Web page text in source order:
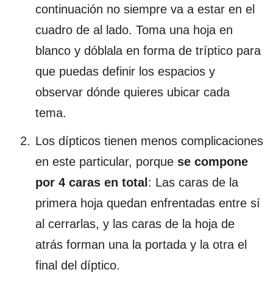
continuación no siempre va a estar en el
cuadro de al lado. Toma una hoja en
blanco y dóblala en forma de tríptico para
que puedas definir los espacios y
observar dónde quieres ubicar cada
tema.
Los dípticos tienen menos complicaciones
en este particular, porque se compone
por 4 caras en total: Las caras de la
primera hoja quedan enfrentadas entre sí
al cerrarlas, y las caras de la hoja de
atrás forman una la portada y la otra el
final del díptico.